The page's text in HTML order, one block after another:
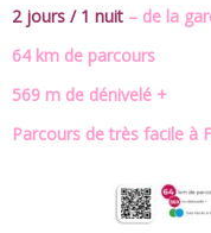
2 jours / 1 nuit – de la
64 km de parcours
569 m de dénivelé +
Parcours de très facile à